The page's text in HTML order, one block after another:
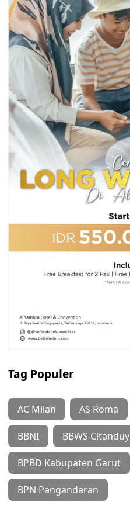
Tag Populer
AC Milan AS Roma
BBNI BBWS Citanduy
BPBD Kabupaten Garut
BPN Pangandaran